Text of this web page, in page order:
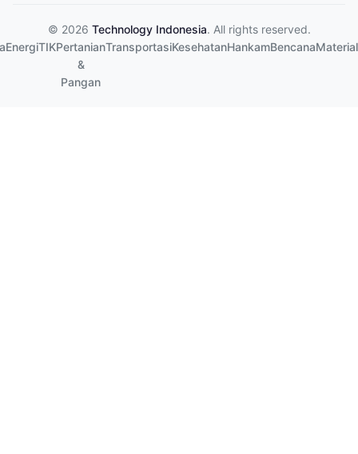
© 2026 Technology Indonesia. All rights reserved.
EnergiTIKPertanian
&
Pangan
TransportasiKesehatanHankamBencanaMaterial